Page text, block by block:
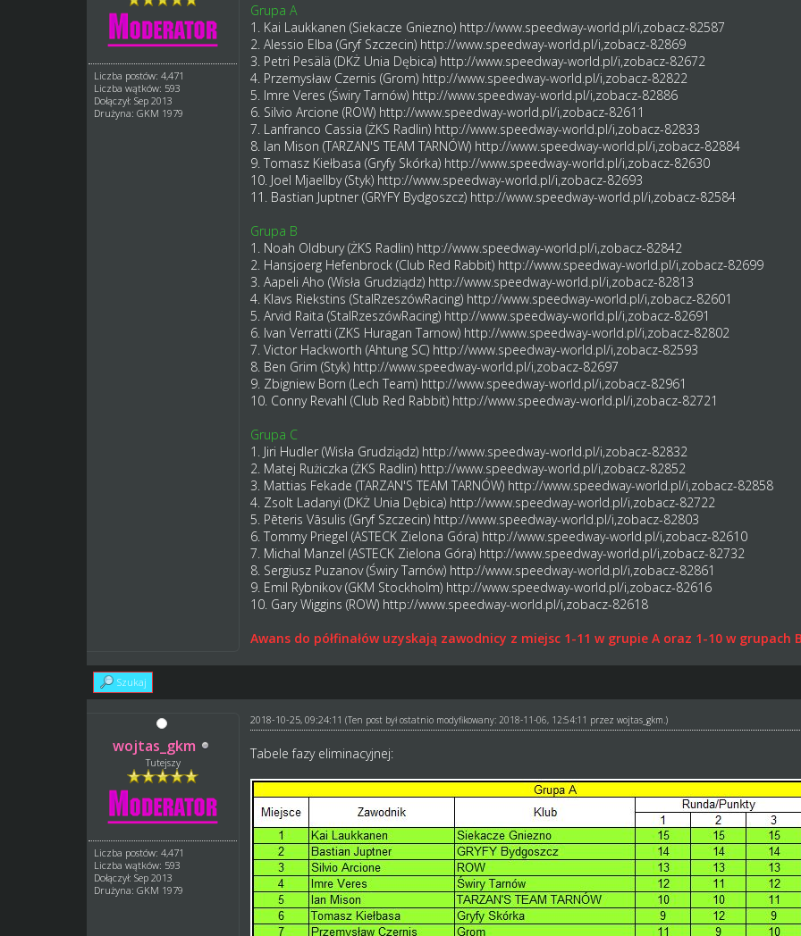
Liczba postów: 4,471
Liczba wątków: 593
Dołączył: Sep 2013
Drużyna: GKM 1979
Grupa A
1. Kai Laukkanen (Siekacze Gniezno) http://www.speedway-world.pl/i,zobacz-82587
2. Alessio Elba (Gryf Szczecin) http://www.speedway-world.pl/i,zobacz-82869
3. Petri Pesälä (DKŻ Unia Dębica) http://www.speedway-world.pl/i,zobacz-82672
4. Przemysław Czernis (Grom) http://www.speedway-world.pl/i,zobacz-82822
5. Imre Veres (Świry Tarnów) http://www.speedway-world.pl/i,zobacz-82886
6. Silvio Arcione (ROW) http://www.speedway-world.pl/i,zobacz-82611
7. Lanfranco Cassia (ŻKS Radlin) http://www.speedway-world.pl/i,zobacz-82833
8. Ian Mison (TARZAN'S TEAM TARNÓW) http://www.speedway-world.pl/i,zobacz-82884
9. Tomasz Kiełbasa (Gryfy Skórka) http://www.speedway-world.pl/i,zobacz-82630
10. Joel Mjaellby (Styk) http://www.speedway-world.pl/i,zobacz-82693
11. Bastian Juptner (GRYFY Bydgoszcz) http://www.speedway-world.pl/i,zobacz-82584
Grupa B
1. Noah Oldbury (ŻKS Radlin) http://www.speedway-world.pl/i,zobacz-82842
2. Hansjoerg Hefenbrock (Club Red Rabbit) http://www.speedway-world.pl/i,zobacz-82699
3. Aapeli Aho (Wisła Grudziądz) http://www.speedway-world.pl/i,zobacz-82813
4. Klavs Riekstins (StalRzeszówRacing) http://www.speedway-world.pl/i,zobacz-82601
5. Arvid Raita (StalRzeszówRacing) http://www.speedway-world.pl/i,zobacz-82691
6. Ivan Verratti (ZKS Huragan Tarnow) http://www.speedway-world.pl/i,zobacz-82802
7. Victor Hackworth (Ahtung SC) http://www.speedway-world.pl/i,zobacz-82593
8. Ben Grim (Styk) http://www.speedway-world.pl/i,zobacz-82697
9. Zbigniew Born (Lech Team) http://www.speedway-world.pl/i,zobacz-82961
10. Conny Revahl (Club Red Rabbit) http://www.speedway-world.pl/i,zobacz-82721
Grupa C
1. Jiri Hudler (Wisła Grudziądz) http://www.speedway-world.pl/i,zobacz-82832
2. Matej Rużiczka (ŻKS Radlin) http://www.speedway-world.pl/i,zobacz-82852
3. Mattias Fekade (TARZAN'S TEAM TARNÓW) http://www.speedway-world.pl/i,zobacz-82858
4. Zsolt Ladanyi (DKŻ Unia Dębica) http://www.speedway-world.pl/i,zobacz-82722
5. Pēteris Vāsulis (Gryf Szczecin) http://www.speedway-world.pl/i,zobacz-82803
6. Tommy Priegel (ASTECK Zielona Góra) http://www.speedway-world.pl/i,zobacz-82610
7. Michal Manzel (ASTECK Zielona Góra) http://www.speedway-world.pl/i,zobacz-82732
8. Sergiusz Puzanov (Świry Tarnów) http://www.speedway-world.pl/i,zobacz-82861
9. Emil Rybnikov (GKM Stockholm) http://www.speedway-world.pl/i,zobacz-82616
10. Gary Wiggins (ROW) http://www.speedway-world.pl/i,zobacz-82618
Awans do półfinałów uzyskają zawodnicy z miejsc 1-11 w grupie A oraz 1-10 w grupach
Szukaj
wojtas_gkm
Tutejszy
Liczba postów: 4,471
Liczba wątków: 593
Dołączył: Sep 2013
Drużyna: GKM 1979
2018-10-25, 09:24:11 (Ten post był ostatnio modyfikowany: 2018-11-06, 12:54:11 przez wojtas_gkm .)
Tabele fazy eliminacyjnej: